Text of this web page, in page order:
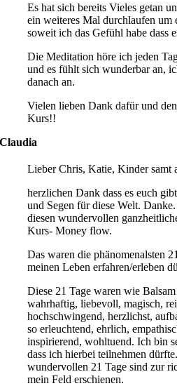
Es hat sich bereits Vieles getan
ein weiteres Mal durchlaufen um
soweit ich das Gefühl habe dass
Die Meditation höre ich jeden
und es fühlt sich wunderbar an,
danach an.
Vielen lieben Dank dafür und
Kurs!!
Claudia
Lieber Chris, Katie, Kinder samt
herzlichen Dank dass es euch
und Segen für diese Welt.
diesen wundervollen
Kurs- Money flow.
Das waren die phänomenalsten
meinen Leben erfahren/erleben
Diese 21 Tage waren wie
wahrhaftig, liebevoll, magisch,
hochschwingend, herzlichst,
so erleuchtend, ehrlich,
inspirierend, wohltuend. Ich bin
dass ich hierbei teilnehmen
wundervollen 21 Tage sind zur
mein Feld erschienen.